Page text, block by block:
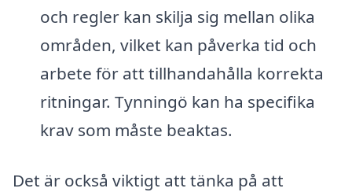
och regler kan skilja sig mellan olika
områden, vilket kan påverka tid och
arbete för att tillhandahålla korrekta
ritningar. Tynningö kan ha specifika
krav som måste beaktas.
Det är också viktigt att tänka på att